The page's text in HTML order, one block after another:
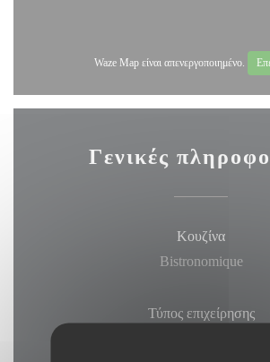
Waze Map είναι απενεργοποιημένο.
Γενικές
Κουζίνα
Bistronomique
Τύπος επιχείρησης